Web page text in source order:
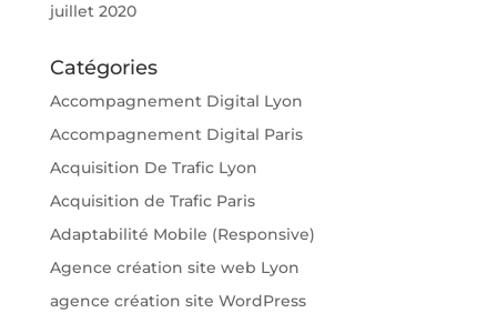
juillet 2020
Catégories
Accompagnement Digital Lyon
Accompagnement Digital Paris
Acquisition De Trafic Lyon
Acquisition de Trafic Paris
Adaptabilité Mobile (Responsive)
Agence création site web Lyon
agence création site WordPress